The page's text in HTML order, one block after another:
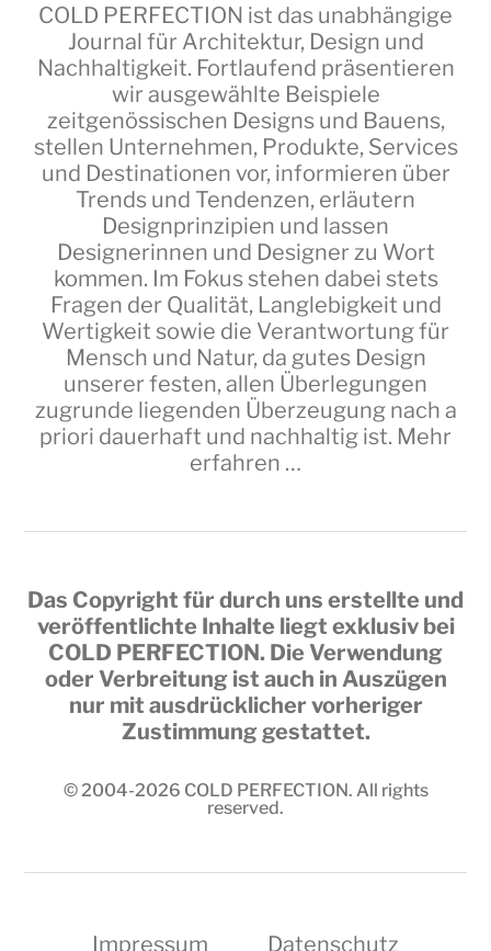
COLD PERFECTION ist das unabhängige
Journal für Architektur, Design und
Nachhaltigkeit. Fortlaufend präsentieren
wir ausgewählte Beispiele
zeitgenössischen Designs und Bauens,
stellen Unternehmen, Produkte, Services
und Destinationen vor, informieren über
Trends und Tendenzen, erläutern
Designprinzipien und lassen
Designerinnen und Designer zu Wort
kommen. Im Fokus stehen dabei stets
Fragen der Qualität, Langlebigkeit und
Wertigkeit sowie die Verantwortung für
Mensch und Natur, da gutes Design
unserer festen, allen Überlegungen
zugrunde liegenden Überzeugung nach a
priori dauerhaft und nachhaltig ist. Mehr
erfahren …
Das Copyright für durch uns erstellte und
veröffentlichte Inhalte liegt exklusiv bei
COLD PERFECTION. Die Verwendung
oder Verbreitung ist auch in Auszügen
nur mit ausdrücklicher vorheriger
Zustimmung gestattet.
© 2004-2026 COLD PERFECTION. All rights
reserved.
Impressum Datenschutz